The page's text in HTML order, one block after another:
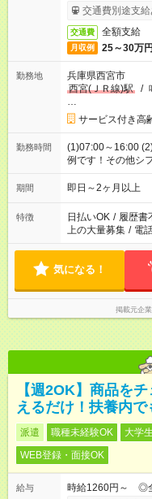
交通費別途支給
交通費 全額支給
月収例 25～30万円
勤務地
兵庫県西宮市
西宮(ＪＲ線)駅
/
…
サービス付き高
勤務時間
(1)07:00～16:00
例です！その他シ
期間 即日～2ヶ月以上
特徴 日払いOK / 履歴書
上の大量募集 / 電
気になる！
掲載元企
【週2OK】商品を
えるだけ！扶養内で
派遣 職種未経験OK 大学
WEB登録・面接OK
給与
時給1260円～ ◎